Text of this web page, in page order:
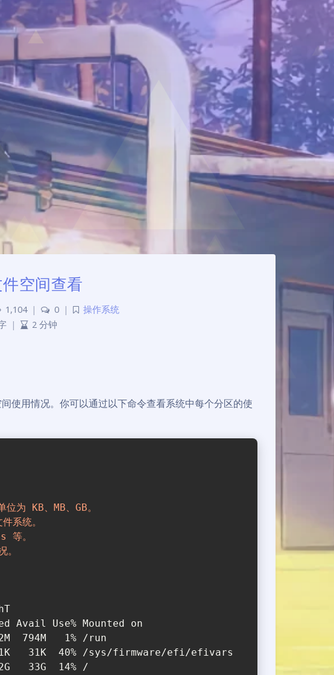
空间查看
1,104 | 0 |
操作系统
| 2 分钟
使用情况。你可以通过以下命令查看系统中每个分区的使
为 KB、MB、GB。
系统。
等。
Use% Mounted on
794M   1% /run
31K  40% /sys/firmware/efi/efivars
33G  14% /